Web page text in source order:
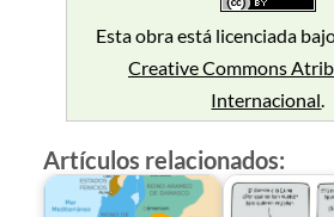
Esta obra está licenciada
Creative Commons
Internacional.
Artículos relacionados: